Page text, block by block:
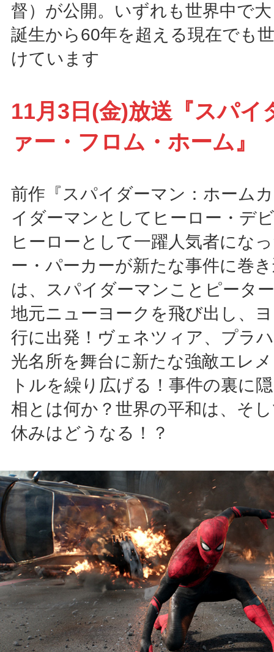
督）が公開。いずれも世界中で
誕生から60年を超える現在でも
けています
11月3日(金)放送『スパイ
ァー・フロム・ホーム』
前作『スパイダーマン：ホーム
イダーマンとしてヒーロー・デ
ヒーローとして一躍人気者にな
ー・パーカーが新たな事件に巻
は、スパイダーマンことピータ
地元ニューヨークを飛び出し、
行に出発！ヴェネツィア、プラ
光名所を舞台に新たな強敵エレ
トルを繰り広げる！事件の裏に
相とは何か？世界の平和は、そ
休みはどうなる！？